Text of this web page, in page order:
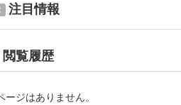
注目情報
閲覧履歴
ジはありません。